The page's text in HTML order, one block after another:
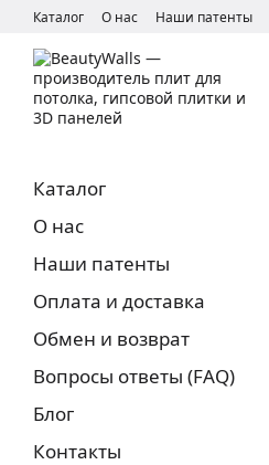
Перейти к основному контенту
Каталог О нас Наши патенты
Каталог
О нас
Наши патенты
Оплата и доставка
Обмен и возврат
Вопросы ответы (FAQ)
Блог
Контакты